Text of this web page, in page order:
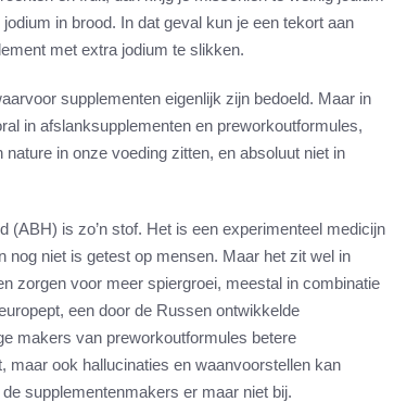
in brood. In dat geval kun je een tekort aan
met extra jodium te slikken.
supplementen eigenlijk zijn bedoeld. Maar in
in afslanksupplementen en preworkoutformules,
in onze voeding zitten, en absoluut niet in
(ABH) is zo’n stof. Het is een experimenteel medicijn
nog niet is getest op mensen. Maar het zit wel in
zorgen voor meer spiergroei, meestal in combinatie
een door de Russen ontwikkelde
makers van preworkoutformules betere
maar ook hallucinaties en waanvoorstellen kan
supplementenmakers er maar niet bij.